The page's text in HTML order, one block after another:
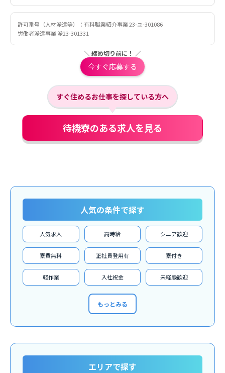
許可番号（人材派遣等）：有料職業紹介事業 23-ユ-301086
労働者派遣事業 派23-301331
＼ 締め切り前に！ ／
今すぐ応募する
すぐ住めるお仕事を探している方へ
待機寮のある求人を見る
人気の条件で探す
人気求人 高時給 シニア歓迎
寮費無料 正社員登用有 寮付き
軽作業 入社祝金 未経験歓迎
もっとみる
エリアで探す